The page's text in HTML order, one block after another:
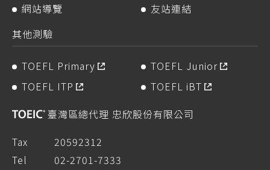
網站導覽
友站連結
其他測驗
TOEFL Primary
TOEFL Junior
TOEFL ITP
TOEFL iBT
臺灣區總代理 忠欣股份有限公司
Tax
20592312
Tel
02-2701-7333